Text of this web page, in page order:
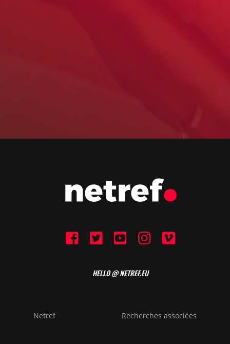
HELLO @ NETREF.EU
Netref Recherches associées